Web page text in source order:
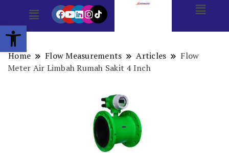
Open toolbar
Home Flow Measurements Articles
Flow
Meter Air Limbah Rumah Sakit 4 Inch